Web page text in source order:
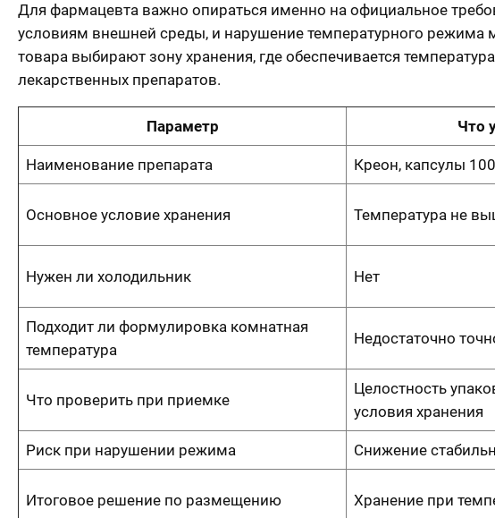
Для фармацевта важно опираться именно на официальное
условиям внешней среды, и нарушение температурного режима
товара выбирают зону хранения, где обеспечивается температура
лекарственных препаратов.
Параметр Что
Наименование препарата Креон, капсулы
Основное условие хранения Температура не
Нужен ли холодильник Нет
Подходит ли формулировка комнатная
температура
Недостаточно
Что проверить при приемке
Целостность
условия хранения
Риск при нарушении режима Снижение
Итоговое решение по размещению Хранение при